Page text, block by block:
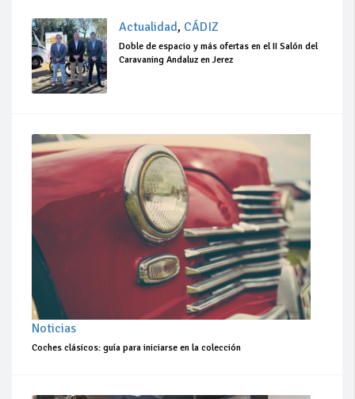
Actualidad, CÁDIZ
Doble de espacio y más ofertas en el II Salón del
Caravaning Andaluz en Jerez
Noticias
Coches clásicos: guía para iniciarse en la colección